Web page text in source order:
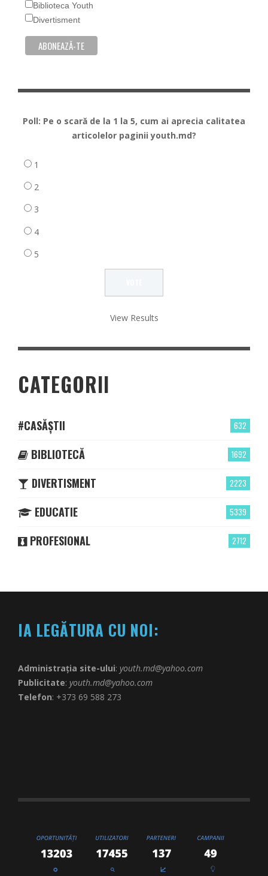
Biblioteca Youth
Divertisment
Poll: Pe o scară de la 1 la 5, cum ai aprecia calitatea
articolelor paginii youth.md?
1
2
3
4
5
View Results
CATEGORII
632
#CASĂȘTII
1692
BIBLIOTECĂ
2223
DIVERTISMENT
5339
EDUCATIE
2712
PROFESIONAL
IA LEGĂTURA CU NOI:
Administrația site-ului: youth.md@yahoo.com
Publicitate: youth.md@yahoo.com
Telefon: +373 69 588 273